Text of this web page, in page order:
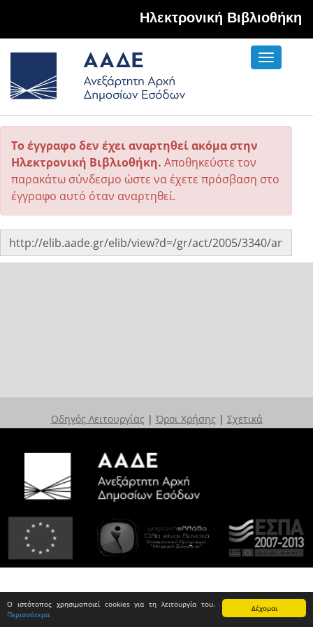
Δέχομαι
Ο ιστότοπος χρησιμοποιεί cookies για τη λειτουργία του.
Περισσότερα
Hλεκτρονική Βιβλιοθήκη
Toggle
Το έγγραφο δεν έχει αναρτηθεί ακόμα στην
Ηλεκτρονική Βιβλιοθήκη. Αποθηκεύστε τον
παρακάτω σύνδεσμο ώστε να έχετε πρόσβαση στο
έγγραφο αυτό όταν αναρτηθεί.
Οδηγός Λειτουργίας | Όροι Χρήσης | Σχετικά